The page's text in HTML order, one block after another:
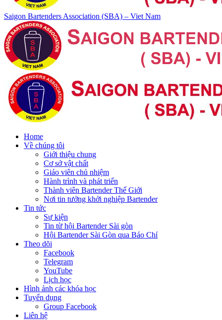
Saigon Bartenders Association (SBA) – Viet Nam
Home
Về chúng tôi
Giới thiệu chung
Cơ sở vật chất
Giáo viên chủ nhiệm
Hành trình và phát triển
Thành viên Bartender Thế Giới
Nơi tin tưởng khởi nghiệp Bartender
Tin tức
Sự kiện
Tin từ hội Bartender Sài gòn
Hội Bartender Sài Gòn qua Báo Chí
Theo dõi
Facebook
Telegram
YouTube
Lịch học
Hình ảnh các khóa học
Tuyển dụng
Group Facebook
Liên hệ